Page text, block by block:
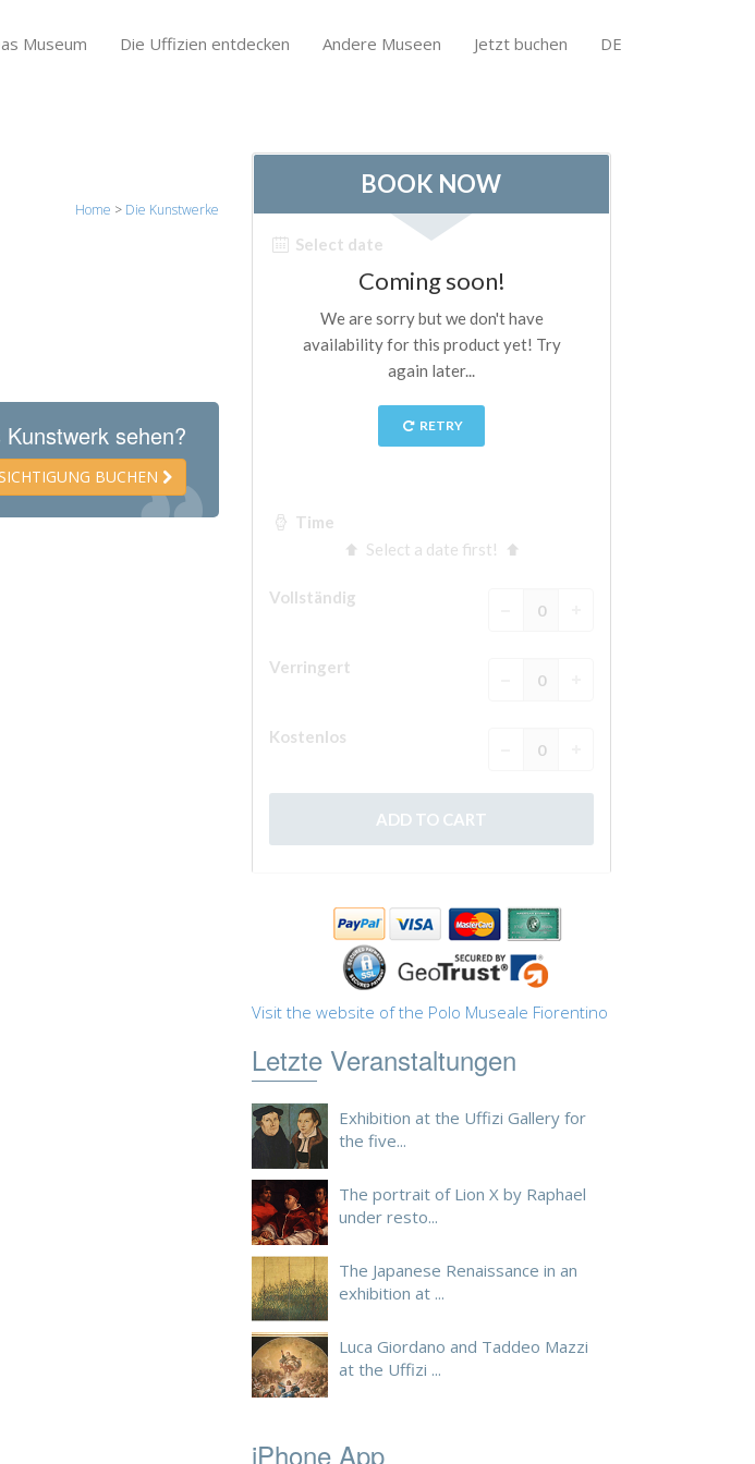
Museum Die Uffizien entdecken Andere Museen Jetzt buchen DE
Home > Die Kunstwerke
sehen?
BUCHEN
Visit the website of the Polo Museale Fiorentino
Letzte Veranstaltungen
Exhibition at the Uffizi Gallery for
the five...
The portrait of Lion X by Raphael
under resto...
The Japanese Renaissance in an
exhibition at ...
Luca Giordano and Taddeo Mazzi
at the Uffizi ...
iPhone App